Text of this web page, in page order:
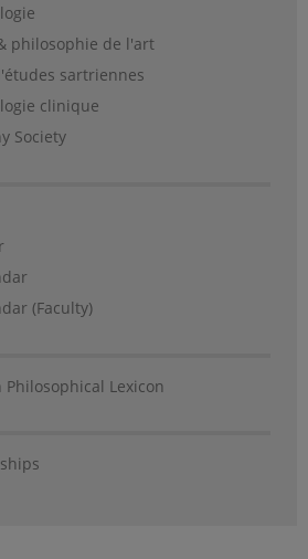
philosophie de l'art
sartriennes
clinique
Society
(Faculty)
Philosophical Lexicon